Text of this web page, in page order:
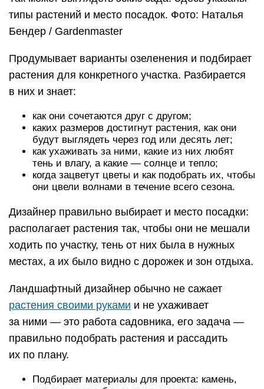
типы растений и место посадок. Фото: Наталья
Бендер / Gardenmaster
Продумывает варианты озеленения и подбирает
растения для конкретного участка. Разбирается
в них и знает:
как они сочетаются друг с другом;
каких размеров достигнут растения, как они
будут выглядеть через год или десять лет;
как ухаживать за ними, какие из них любят
тень и влагу, а какие — солнце и тепло;
когда зацветут цветы и как подобрать их, чтобы
они цвели волнами в течение всего сезона.
Дизайнер правильно выбирает и место посадки:
располагает растения так, чтобы они не мешали
ходить по участку, тень от них была в нужных
местах, а их было видно с дорожек и зон отдыха.
Ландшафтный дизайнер обычно не сажает
растения своими руками и не ухаживает
за ними — это работа садовника, его задача —
правильно подобрать растения и рассадить
их по плану.
Подбирает материалы для проекта: камень,